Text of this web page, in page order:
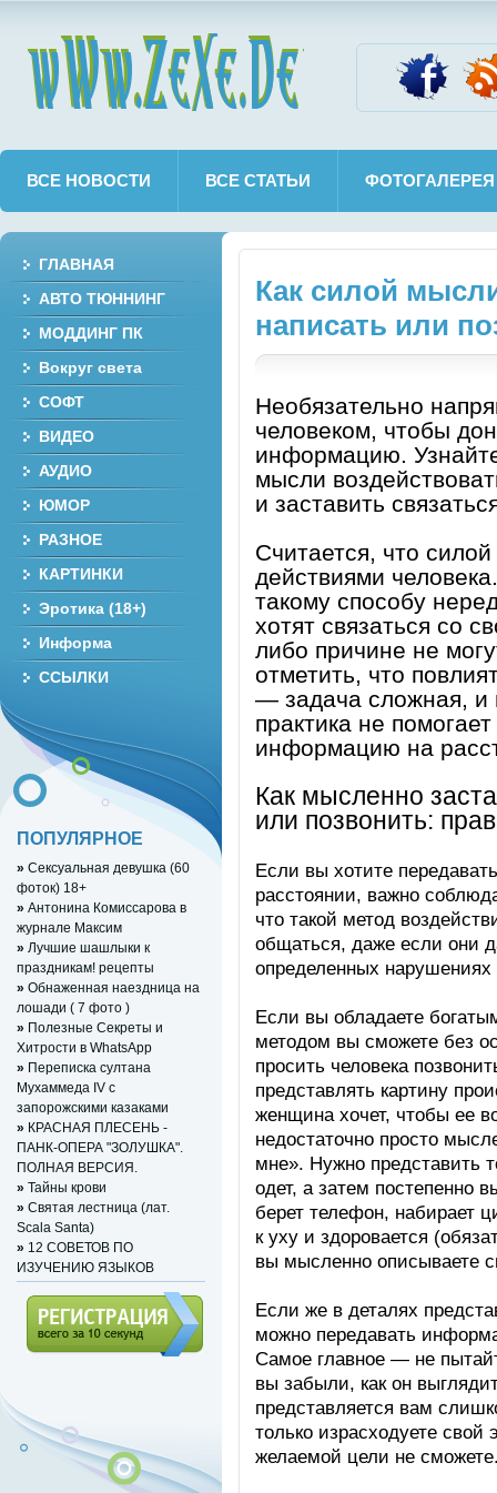
ВСЕ НОВОСТИ ВСЕ СТАТЬИ ФОТОГАЛЕРЕЯ
Как силой
написать или
Необязательно
человеком, чтобы
информацию.
мысли
и заставить
Считается, что
действиями
такому способу
хотят связаться со
либо причине не
отметить, что
— задача сложная, и
практика не
информацию на
Как мысленно
или позвонить:
Если вы хотите
расстоянии, важно
что такой метод
общаться, даже если они
определенных нарушениях
Если вы обладаете
методом вы сможете без
просить человека
представлять картину
женщина хочет, чтобы ее
недостаточно просто
мне». Нужно представить
одет, а затем постепенно
берет телефон, набирает
к уху и здоровается
вы мысленно описываете
Если же в деталях
можно передавать
Самое главное — не
вы забыли, как он
представляется вам
только израсходуете свой
желаемой цели не
ГЛАВНАЯ
АВТО ТЮННИНГ
МОДДИНГ ПК
Вокруг света
СОФТ
ВИДЕО
АУДИО
ЮМОР
РАЗНОЕ
КАРТИНКИ
Эротика (18+)
Информа
ССЫЛКИ
ПОПУЛЯРНОЕ
» Сексуальная девушка (60
фоток) 18+
» Антонина Комиссарова в
журнале Максим
» Лучшие шашлыки к
праздникам! рецепты
» Обнаженная наездница на
лошади ( 7 фото )
» Полезные Секреты и
Хитрости в WhatsApp
» Переписка султана
Мухаммеда IV с
запорожскими казаками
» КРАСНАЯ ПЛЕСЕНЬ -
ПАНК-ОПЕРА "ЗОЛУШКА".
ПОЛНАЯ ВЕРСИЯ.
» Тайны крови
» Святая лестница (лат.
Scala Santa)
» 12 СОВЕТОВ ПО
ИЗУЧЕНИЮ ЯЗЫКОВ